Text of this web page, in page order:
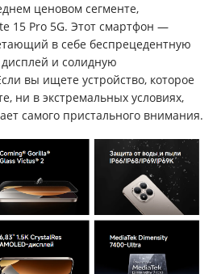
ценовом сегменте,
15 Pro 5G. Этот смартфон —
в себе беспрецедентную
и солидную
вы ищете устройство, которое
ни в экстремальных условиях,
самого пристального внимания.